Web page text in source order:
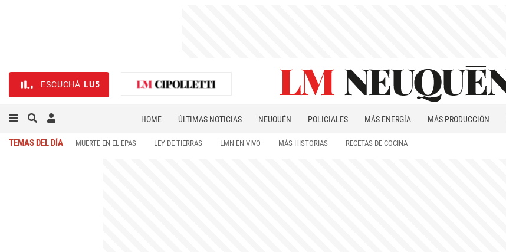
ESCUCHÁ LU5
HOME ÚLTIMAS NOTICIAS NEUQUÉN POLICIALES MÁS ENERGÍA MÁS PRODUCCIÓN
TEMAS DEL DÍA MUERTE EN EL EPAS LEY DE TIERRAS LMN EN VIVO MÁS HISTORIAS RECETAS DE COCINA